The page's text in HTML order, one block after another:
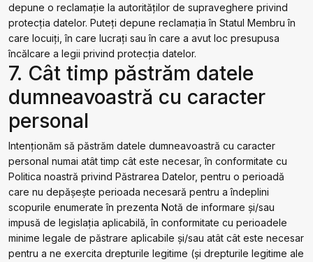
depune o reclamație la autorităților de supraveghere privind
protecția datelor. Puteți depune reclamația în Statul Membru în
care locuiți, în care lucrați sau în care a avut loc presupusa
încălcare a legii privind protecția datelor.
7. Cât timp păstrăm datele
dumneavoastră cu caracter
personal
Intenționăm să păstrăm datele dumneavoastră cu caracter
personal numai atât timp cât este necesar, în conformitate cu
Politica noastră privind Păstrarea Datelor, pentru o perioadă
care nu depășește perioada necesară pentru a îndeplini
scopurile enumerate în prezenta Notă de informare și/sau
impusă de legislația aplicabilă, în conformitate cu perioadele
minime legale de păstrare aplicabile și/sau atât cât este necesar
pentru a ne exercita drepturile legitime (și drepturile legitime ale